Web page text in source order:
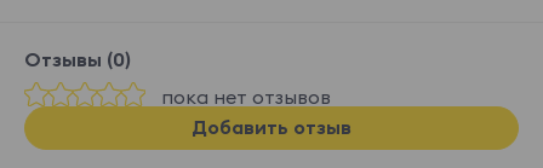
Отзывы (0)
пока нет отзывов
Добавить отзыв